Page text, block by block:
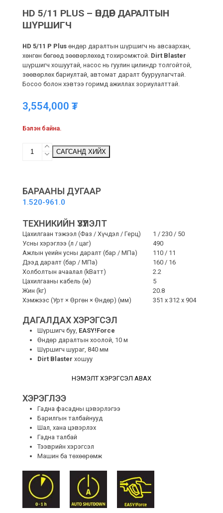
HD 5/11 PLUS – ӨНДӨР ДАРАЛТЫН
ШҮРШИГЧ
HD 5/11 P Plusөндөр даралтын шүршигч нь авсаархан,
хөнгөн бөгөөд зөөвөрлөхөд тохиромжтой. Dirt Blaster
шүршигч хошуутай, насос нь гуулин цилиндр толгойтой,
зөөвөрлөх бариултай, автомат даралт бууруулагчтай.
Босоо болон хэвтээ горимд ажиллах зориулалттай.
3,554,000 ₮
Бэлэн байна.
5/11
даралтын
шүршигч
САГСАНД ХИЙХ
БАРААНЫ ДУГААР
1.520-961.0
ТЕХНИКИЙН ҮЗҮҮЛЭЛТ
Цахилгаан тэжээл (Фаз / Хүчдэл / Герц)
1 / 230 / 50
Усны хэрэглээ (л / цаг)
490
Ажлын үеийн усны даралт (бар / MПa)
110 / 11
Дээд даралт (бар / MПa)
160 / 16
Холболтын ачаалал (kВатт)
2.2
Цахилгааны кабель (м)
5
Жин (kг)
20.8
Хэмжээс (Урт × Өргөн × Өндөр) (мм)
351 x 312 x 904
ДАГАЛДАХ ХЭРЭГСЭЛ
Шүршигч буу, EASY!Force
Өндөр даралтын хоолой, 10 м
Шүршигч шураг, 840 мм
Dirt Blaster хошуу
НЭМЭЛТ ХЭРЭГСЭЛ АВАХ
ХЭРЭГЛЭЭ
Гадна фасадны цэвэрлэгээ
Барилгын талбайнууд
Шал, хана цэвэрлэх
Гадна талбай
Тээврийн хэрэгсэл
Машин ба төхөөрөмж